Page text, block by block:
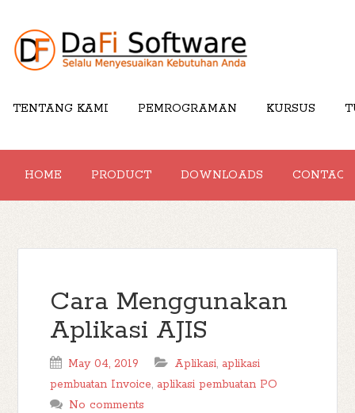
TENTANG KAMI PEMROGRAMAN KURSUS
HOME PRODUCT DOWNLOADS CONTACT
Cara Menggunakan
Aplikasi AJIS
May 04, 2019 Aplikasi, aplikasi
pembuatan Invoice, aplikasi pembuatan PO
No comments